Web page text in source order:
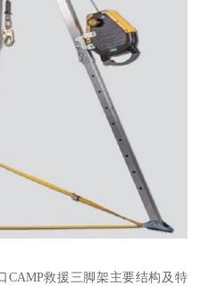
CAMP救援三脚架主要结构及特